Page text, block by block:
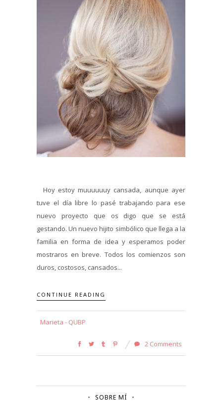
Hoy estoy muuuuuuy cansada, aunque ayer
tuve el día libre lo pasé trabajando para ese
nuevo proyecto que os digo que se está
gestando. Un nuevo hijito simbólico que llega a la
familia en forma de idea y esperamos poder
mostraros en breve. Todos los comienzos son
duros, costosos, cansados...
CONTINUE READING
Marieta - QUBP
2 Comments
SOBRE MÍ